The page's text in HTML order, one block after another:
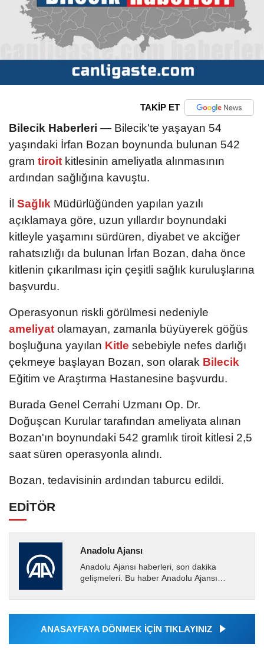
TAKİP ET
Bilecik Haberleri — Bilecik'te yaşayan 54
yaşındaki İrfan Bozan boynunda bulunan 542
gram tiroit kitlesinin ameliyatla alınmasının
ardından sağlığına kavuştu.
İl Sağlık Müdürlüğünden yapılan yazılı
açıklamaya göre, uzun yıllardır boynundaki
kitleyle yaşamını sürdüren, diyabet ve akciğer
rahatsızlığı da bulunan İrfan Bozan, daha önce
kitlenin çıkarılması için çeşitli sağlık kuruluşlarına
başvurdu.
Operasyonun riskli görülmesi nedeniyle
ameliyat olamayan, zamanla büyüyerek göğüs
boşluğuna yayılan Kitle sebebiyle nefes darlığı
çekmeye başlayan Bozan, son olarak Bilecik
Eğitim ve Araştırma Hastanesine başvurdu.
Burada Genel Cerrahi Uzmanı Op. Dr.
Doğuşcan Kurular tarafından ameliyata alınan
Bozan'ın boynundaki 542 gramlık tiroit kitlesi 2,5
saat süren operasyonla alındı.
Bozan, tedavisinin ardından taburcu edildi.
EDİTÖR
Anadolu Ajansı
Anadolu Ajansı haberleri, son dakika
gelişmeleri. Bu haber Anadolu Ajansı
tarafından geçilen tüm...
ANASAYFAYA DÖNMEK İÇİN TIKLAYINIZ